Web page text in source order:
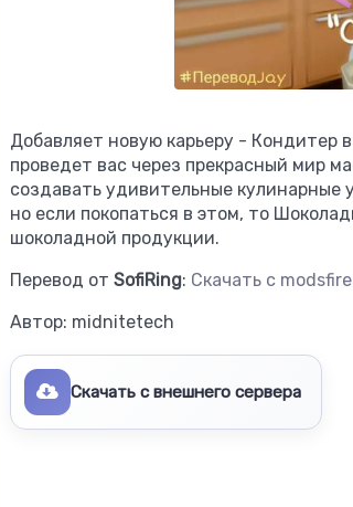
Добавляет новую карьеру - Кондитер
проведет вас через прекрасный мир
создавать удивительные кулинарные
но если покопаться в этом, то
шоколадной продукции.
Перевод от SofiRing: Скачать с modsfire
Автор: midnitetech
Скачать с внешнего сервера